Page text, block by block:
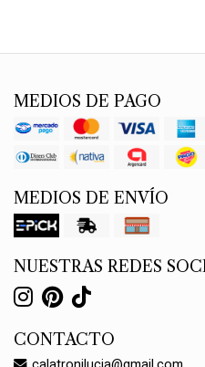
MEDIOS DE PAGO
MEDIOS DE ENVÍO
NUESTRAS REDES
CONTACTO